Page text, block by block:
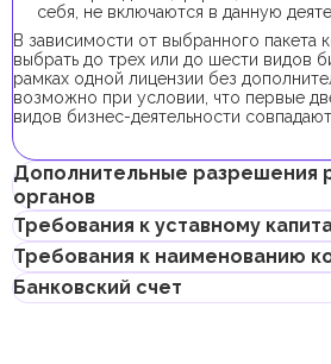
себя, не включаются в данную
В зависимости от выбранного пакета
выбрать до трех или до шести видов
рамках одной лицензии без
возможно при условии, что первые
видов бизнес-деятельности совпадают.
Дополнительные разрешения
органов
Для регистрации компании с данным
деятельности получение
требуется.
Требования к уставному
Минимальный уставной капитал для
бизнес-деятельностью составляет 50
Требования к наименованию
Может содержать имя учредителя
Банковский счет